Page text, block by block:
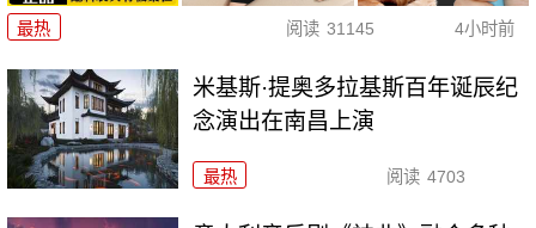
最热 阅读 31145 4小时前
米基斯·提奥多拉基斯百年诞辰纪
念演出在南昌上演
最热 阅读 4703